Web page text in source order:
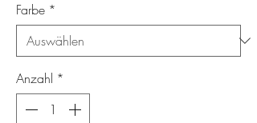
Farbe *
Anzahl *